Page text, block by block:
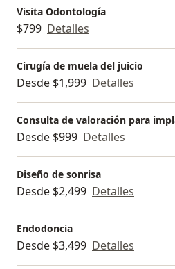
Visita Odontología
$799 Detalles
Cirugía de muela del juicio
Desde $1,999 Detalles
Consulta de valoración para
Desde $999 Detalles
Diseño de sonrisa
Desde $2,499 Detalles
Endodoncia
Desde $3,499 Detalles